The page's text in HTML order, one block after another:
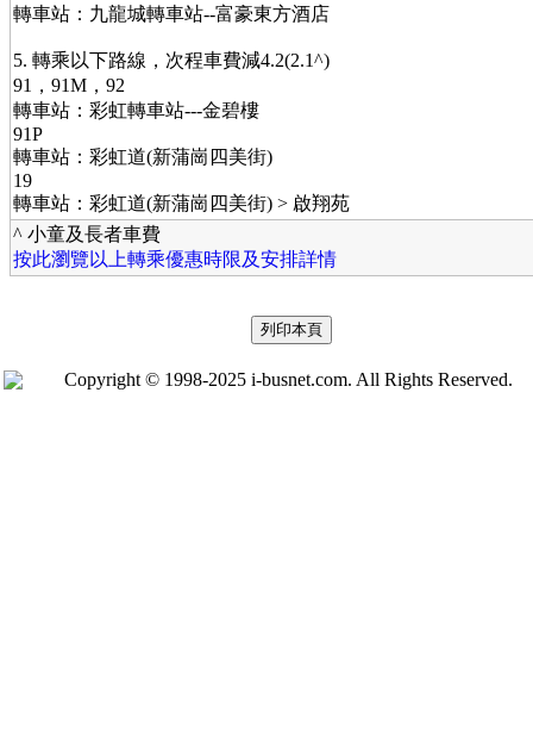
轉車站：九龍城轉車站--富豪東方酒店
5. 轉乘以下路線，次程車費減4.2(2.1^)
91，91M，92
轉車站：彩虹轉車站---金碧樓
91P
轉車站：彩虹道(新蒲崗四美街)
19
轉車站：彩虹道(新蒲崗四美街) > 啟翔苑
^ 小童及長者車費
按此瀏覽以上轉乘優惠時限及安排詳情
Copyright © 1998-2025 i-busnet.com. All Rights Reserved.